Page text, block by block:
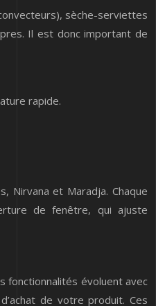
sèche-serviettes
Il est donc important de
rapide.
Nirvana et Maradja. Chaque
de fenêtre, qui ajuste
fonctionnalités évoluent avec
de votre produit. Ces